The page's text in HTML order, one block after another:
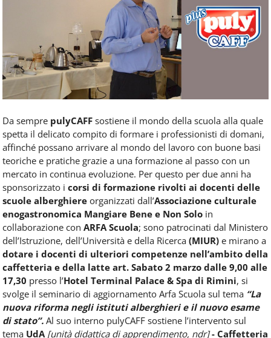
le
novità
del
comparto
Da sempre pulyCAFF sostiene il mondo della scuola alla quale
spetta il delicato compito di formare i professionisti di domani,
affinché possano arrivare al mondo del lavoro con buone basi
teoriche e pratiche grazie a una formazione al passo con un
mercato in continua evoluzione. Per questo per due anni ha
sponsorizzato i corsi di formazione rivolti ai docenti delle
scuole alberghiere organizzati dall’Associazione culturale
enogastronomica Mangiare Bene e Non Solo in
collaborazione con ARFA Scuola; sono patrocinati dal Ministero
dell’Istruzione, dell’Università e della Ricerca (MIUR) e mirano a
dotare i docenti di ulteriori competenze nell’ambito della
caffetteria e della latte art. Sabato 2 marzo dalle 9,00 alle
17,30 presso l’Hotel Terminal Palace & Spa di Rimini, si
svolge il seminario di aggiornamento Arfa Scuola sul tema “La
nuova riforma negli istituti alberghieri e il nuovo esame
di stato”. Al suo interno pulyCAFF sostiene l’intervento sul
tema UdA [unità didattica di apprendimento, ndr]- Caffetteria